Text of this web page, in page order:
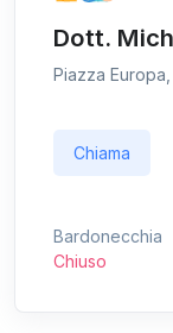
Dott.
Piazza
Chiama
Bardonecchia
Chiuso